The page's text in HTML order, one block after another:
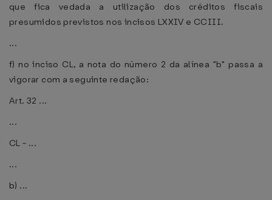
que fica vedada a utilização dos créditos fiscais
presumidos previstos nos incisos LXXIV e CCIII.
...
f) no inciso CL, a nota do número 2 da alínea "b" passa a
vigorar com a seguinte redação:
Art. 32 ...
...
CL - ...
...
b) ...